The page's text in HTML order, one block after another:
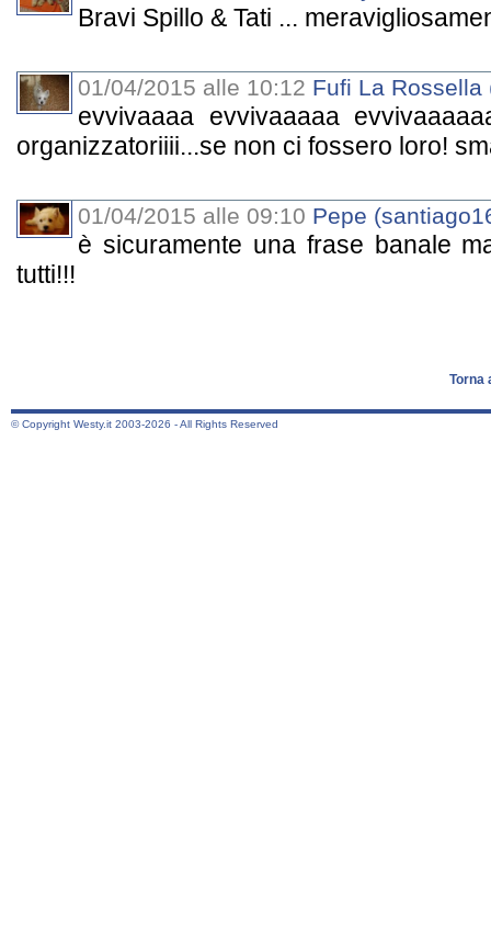
Bravi Spillo & Tati ...
01/04/2015 alle 10:12 Fufi La Rossella
evvivaaaa evvivaaaaa
organizzatoriiii...se non ci fossero loro!
01/04/2015 alle 09:10 Pepe
è sicuramente una frase banale
tutti!!!
Torna
© Copyright Westy.it 2003-2026 - All Rights Reserved